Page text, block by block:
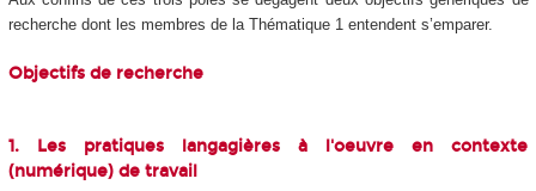
recherche dont les membres de la Thématique 1 entendent s’emparer.
Objectifs de recherche
1. Les pratiques langagières à l'oeuvre en contexte
(numérique) de travail